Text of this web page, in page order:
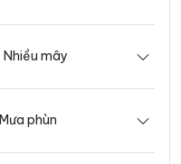
Nhiều mây
Mưa phùn